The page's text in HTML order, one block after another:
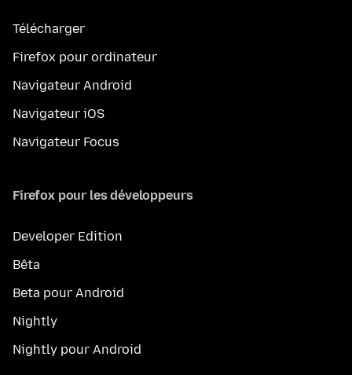
Télécharger
Firefox pour ordinateur
Navigateur Android
Navigateur iOS
Navigateur Focus
Firefox pour les développeurs
Developer Edition
Bêta
Beta pour Android
Nightly
Nightly pour Android